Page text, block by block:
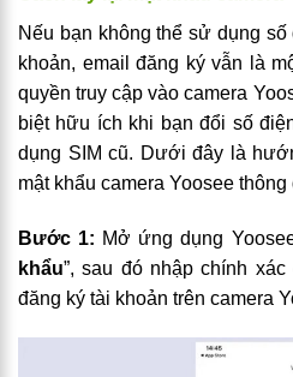
Nếu bạn không thể sử dụng
khoản, email đăng ký vẫn là
quyền truy cập vào camera
biệt hữu ích khi bạn đổi số
dụng SIM cũ. Dưới đây là
mật khẩu camera Yoosee thông
Bước 1: Mở ứng dụng
khẩu”, sau đó nhập chính
đăng ký tài khoản trên camera